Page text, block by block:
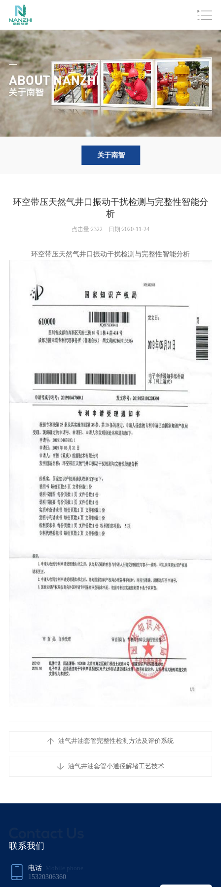
关于南智
环空带压天然气井口振动干扰检测与完整性智能分
析
点击量:2322 日期:2020-11-24
环空带压天然气井口振动干扰检测与完整性智能分析
油气井油套管完整性检测方法及评价系统
油气井油套管小通径解堵工艺技术
联系我们
电话 Mobile phone
15320306360